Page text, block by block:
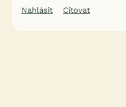
Nahlásit
Citovat